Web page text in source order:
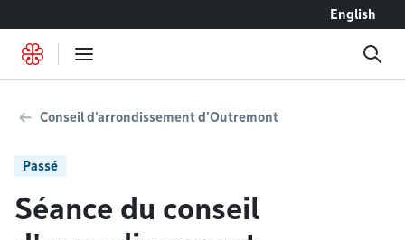
English
Conseil d'arrondissement d’Outremont
Passé
Séance du conseil